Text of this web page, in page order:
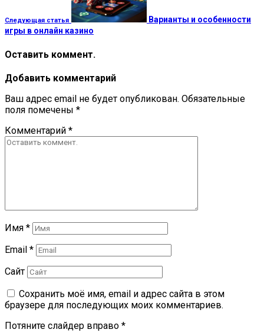
Следующая статья
Варианты и особенности
игры в онлайн казино
Оставить коммент.
Добавить комментарий
Ваш адрес email не будет опубликован. Обязательные
поля помечены *
Комментарий *
Имя *
Email *
Сайт
Сохранить моё имя, email и адрес сайта в этом
браузере для последующих моих комментариев.
Потяните слайдер вправо *